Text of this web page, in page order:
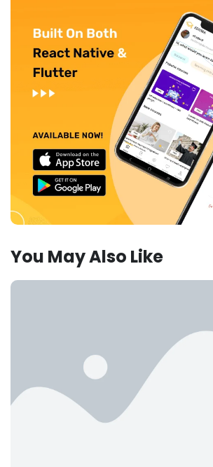
You May Also Like